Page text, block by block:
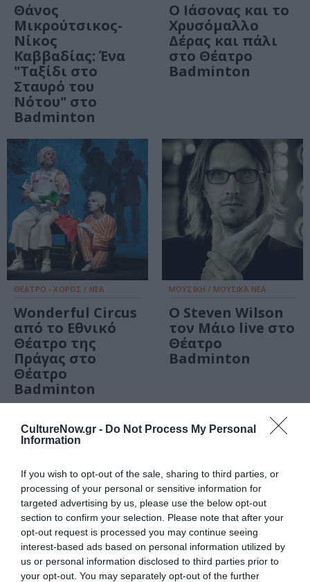
CultureNow.gr - Do Not Process My Personal
Information
If you wish to opt-out of the sale, sharing to third parties, or
processing of your personal or sensitive information for
targeted advertising by us, please use the below opt-out
section to confirm your selection. Please note that after your
opt-out request is processed you may continue seeing
interest-based ads based on personal information utilized by
us or personal information disclosed to third parties prior to
your opt-out. You may separately opt-out of the further
Θάνος
Μικρούτσικος-
Νίκος
Καββαδίας: Ένα
"Ταξίδι στο
Σταυρό του
Νότου" στο
Badminton
Ο Ιάσονας και το
Χρυσόμαλλο
Δέρας και πάλι
στο Θέατρο
Badminton
ΘΕΑΤΡΟ - ΧΟΡΟΣ / ΝΕΑ
Wonderful Circus
από το Εθνικό
Θέατρο της
Πράγας στο
Θέατρο
Badminton
ΜΟΥΣΙΚΗ / ΜΟΥΣΙΚΑ ΝΕΑ
Ο Steven Wilson
τον Μάιο live στο
Θέατρο
Badminton
ΘΕΑΤΡΟ - ΧΟΡΟΣ / ΝΕΑ
Badminton